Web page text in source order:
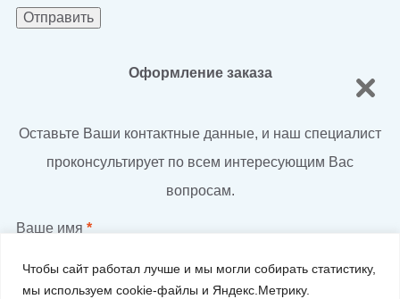
Чтобы сайт работал лучше и мы могли собирать статистику,
мы используем cookie-файлы и Яндекс.Метрику.
Оформление заказа
Оставьте Ваши контактные данные, и наш специалист
проконсультирует по всем интересующим Вас
вопросам.
Ваше имя *